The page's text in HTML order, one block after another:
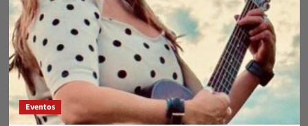
Eventos